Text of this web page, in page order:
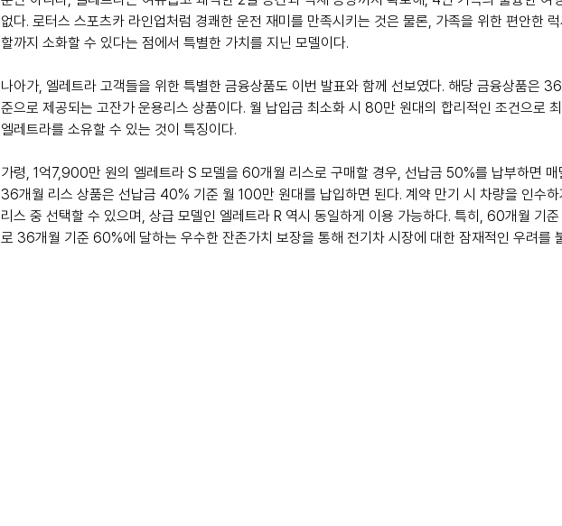
없다. 로터스 스포츠카 라인업처럼 경쾌한 운전 재미를 만족시키는 것은 물론, 가족을 위한 편안한
할까지 소화할 수 있다는 점에서 특별한 가치를 지닌 모델이다.
나아가, 엘레트라 고객들을 위한 특별한 금융상품도 이번 발표와 함께 선보였다. 해당 금융상품은
준으로 제공되는 고잔가 운용리스 상품이다. 월 납입금 최소화 시 80만 원대의 합리적인 조건으로
엘레트라를 소유할 수 있는 것이 특징이다.
가령, 1억7,900만 원의 엘레트라 S 모델을 60개월 리스로 구매할 경우, 선납금 50%를 납부하면 매
36개월 리스 상품은 선납금 40% 기준 월 100만 원대를 납입하면 된다. 계약 만기 시 차량을 인수
리스 중 선택할 수 있으며, 상급 모델인 엘레트라 R 역시 동일하게 이용 가능하다. 특히, 60개월 기
로 36개월 기준 60%에 달하는 우수한 잔존가치 보장을 통해 전기차 시장에 대한 잠재적인 우려를